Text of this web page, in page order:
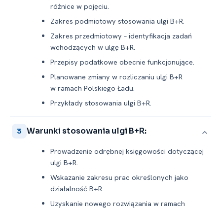
różnice w pojęciu.
Zakres podmiotowy stosowania ulgi B+R.
Zakres przedmiotowy – identyfikacja zadań
wchodzących w ulgę B+R.
Przepisy podatkowe obecnie funkcjonujące.
Planowane zmiany w rozliczaniu ulgi B+R
w ramach Polskiego Ładu.
Przykłady stosowania ulgi B+R.
3 Warunki stosowania ulgi B+R:
Prowadzenie odrębnej księgowości dotyczącej
ulgi B+R.
Wskazanie zakresu prac określonych jako
działalność B+R.
Uzyskanie nowego rozwiązania w ramach